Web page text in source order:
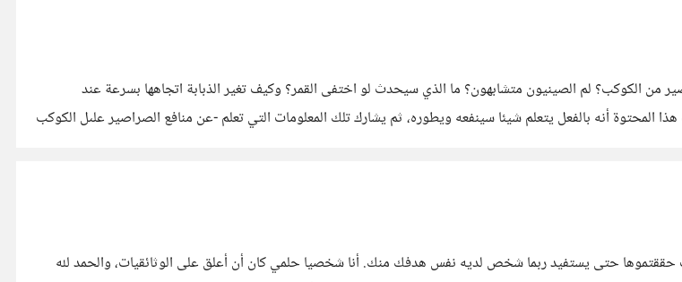
الكوكب؟ لم الصينيون متشابهون؟ ما الذي سيحدث لو اختفى القمر؟ وكيف تغير الذبابة اتجاهها بسرعة عند
المحتوة أنه بالفعل يتعلم شيئا سينفعه ويطوره، ثم يشارك تلك المعلومات التي تعلم -عن منافع الصراصير علىل الكوكب
السلام عليكم لكل منا أحلام وأهداف ربما كبيرة أو بسيطة، فلتشاركوا معنا بعضها و كيف حققتموها حتى يستفيد ربما شخص لديه نفس هدفك منك. أنا شخصيا حلمي كان أن أعلق على الوثائقيات، والحمد لله